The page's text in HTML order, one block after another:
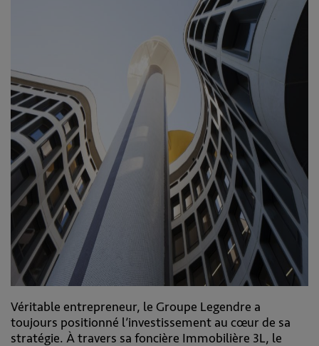
Véritable entrepreneur, le Groupe Legendre a
toujours positionné l’investissement au cœur de sa
stratégie. À travers sa foncière Immobilière 3L, le